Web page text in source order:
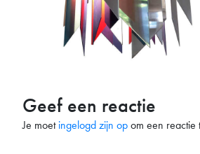
Geef een reactie
Je moetingelogd zijn opom een reactie